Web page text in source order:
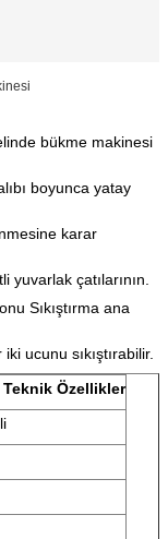
bükme makinesi
boyunca yatay
karar
çatılarının.
Sıkıştırma ana
ucunu sıkıştırabilir.
Özellikler